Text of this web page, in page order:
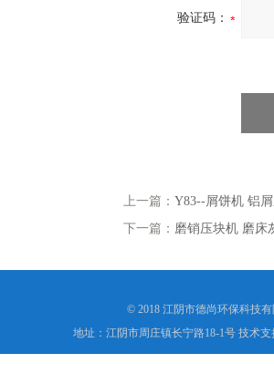
验证码：
上一篇： Y83--屑饼机 铝
下一篇： 磨销压块机 磨床
© 2018 江阴市德尚环保科技
地址：江阴市周庄镇长宁路18-1号 技术